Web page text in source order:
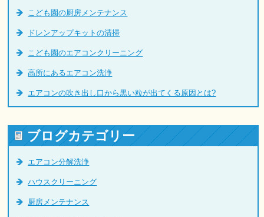
こども園の厨房メンテナンス
ドレンアップキットの清掃
こども園のエアコンクリーニング
高所にあるエアコン洗浄
エアコンの吹き出し口から黒い粒が出てくる原因とは?
ブログカテゴリー
エアコン分解洗浄
ハウスクリーニング
厨房メンテナンス